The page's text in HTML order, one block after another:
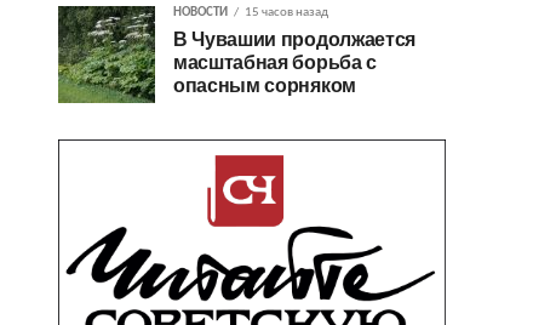
НОВОСТИ 15 часов назад
В Чувашии продолжается
масштабная борьба с
опасным сорняком